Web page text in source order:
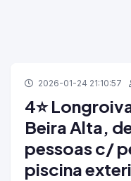
2026-01-24 21:10:57
4⭐
Beira Alta,
pessoas c/
piscina